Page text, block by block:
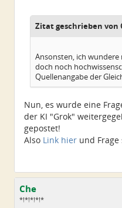
Zitat geschrieben von
Ansonsten, ich wundere
doch noch
Quellenangabe der
Nun, es wurde eine
der KI "Grok"
gepostet!
Also Link hier und Frage
Che
*!*!*!*!*